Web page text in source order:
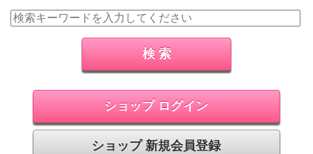
ショップ ログイン
ショップ 新規会員登録